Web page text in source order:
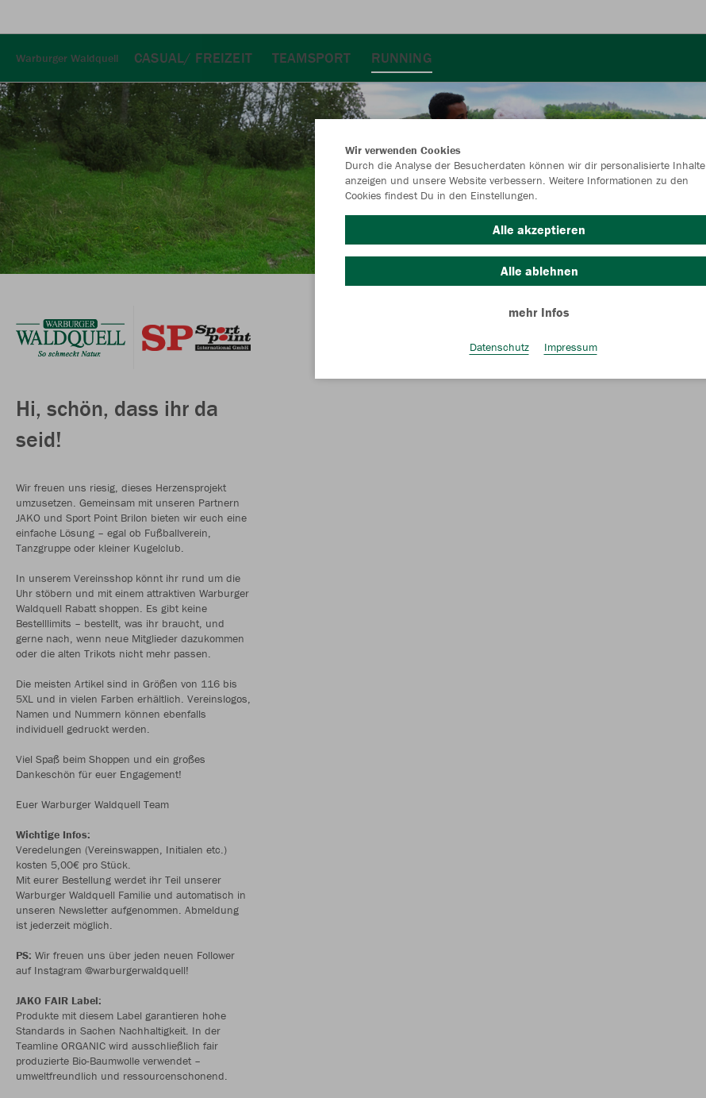
Warburger Waldquell CASUAL/ FREIZEIT TEAMSPORT RUNNING
Hi, schön, dass ihr da
seid!
Wir freuen uns riesig, dieses Herzensprojekt
umzusetzen. Gemeinsam mit unseren Partnern
JAKO und Sport Point Brilon bieten wir euch eine
einfache Lösung – egal ob Fußballverein,
Tanzgruppe oder kleiner Kugelclub.
In unserem Vereinsshop könnt ihr rund um die
Uhr stöbern und mit einem attraktiven Warburger
Waldquell Rabatt shoppen. Es gibt keine
Bestelllimits – bestellt, was ihr braucht, und
gerne nach, wenn neue Mitglieder dazukommen
oder die alten Trikots nicht mehr passen.
Die meisten Artikel sind in Größen von 116 bis
5XL und in vielen Farben erhältlich. Vereinslogos,
Namen und Nummern können ebenfalls
individuell gedruckt werden.
Viel Spaß beim Shoppen und ein großes
Dankeschön für euer Engagement!
Euer Warburger Waldquell Team
Wichtige Infos:
Veredelungen (Vereinswappen, Initialen etc.)
kosten 5,00€ pro Stück.
Mit eurer Bestellung werdet ihr Teil unserer
Warburger Waldquell Familie und automatisch in
unseren Newsletter aufgenommen. Abmeldung
ist jederzeit möglich.
PS: Wir freuen uns über jeden neuen Follower
auf Instagram @warburgerwaldquell!
JAKO FAIR Label:
Produkte mit diesem Label garantieren hohe
Standards in Sachen Nachhaltigkeit. In der
Teamline ORGANIC wird ausschließlich fair
produzierte Bio-Baumwolle verwendet –
umweltfreundlich und ressourcenschonend.
Wir verwenden Cookies
Durch die Analyse der Besucherdaten können wir dir personalisierte Inhalte
anzeigen und unsere Website verbessern. Weitere Informationen zu den
Cookies findest Du in den Einstellungen.
Alle akzeptieren
Alle ablehnen
mehr Infos
Datenschutz Impressum